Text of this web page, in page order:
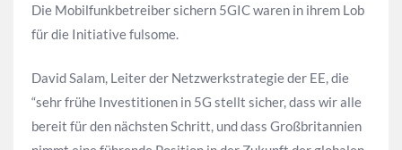
Die Mobilfunkbetreiber sichern 5GIC waren in ihrem Lob
für die Initiative fulsome.
David Salam, Leiter der Netzwerkstrategie der EE, die
“sehr frühe Investitionen in 5G stellt sicher, dass wir alle
bereit für den nächsten Schritt, und dass Großbritannien